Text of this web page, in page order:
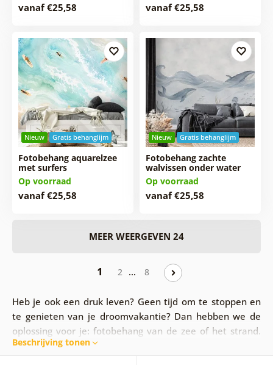
vanaf €25,58 vanaf €25,58
Nieuw Gratis behanglijm
Fotobehang aquarelzee
met surfers
Op voorraad
vanaf €25,58
Nieuw Gratis behanglijm
Fotobehang zachte
walvissen onder water
Op voorraad
vanaf €25,58
MEER WEERGEVEN 24
1 2 … 8
Heb je ook een druk leven? Geen tijd om te stoppen en
te genieten van je droomvakantie? Dan hebben we de
oplossing voor je: fotobehang van de zee of het strand.
Voel je thuis alsof je in exotische landen bent,
Beschrijving tonen